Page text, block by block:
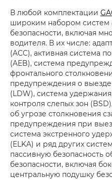
В любой комплектации
широким набором систем
безопасности, включая
водителя. В их числе:
(ACC), активная система
(AEB), система
фронтального
предупреждения о
(LDW), система
контроля слепых зон
об угрозе столкновения
предупреждения при
система экстренного
(ELKA) и ряд других
пассивную безопасность
безопасности, включая
центральную подушку